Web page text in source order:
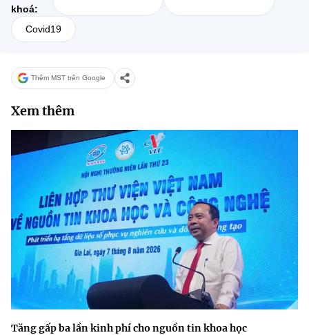
khoá:
Covid19
Thêm MST trên Google
Xem thêm
Tăng gấp ba lần kinh phí cho nguồn tin khoa học